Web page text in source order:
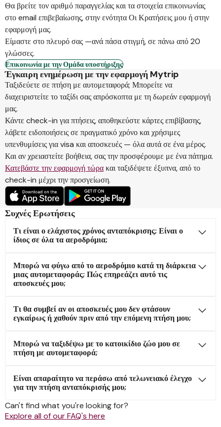
Θα βρείτε τον αριθμό παραγγελίας και τα στοιχεία επικοινωνίας
στο email επιβεβαίωσης, στην ενότητα Οι Κρατήσεις μου ή στην
εφαρμογή μας.
Είμαστε στο πλευρό σας —ανά πάσα στιγμή, σε πάνω από 20
γλώσσες.
Επικοινωνία με την Ομάδα υποστήριξης
Έγκαιρη ενημέρωση με την εφαρμογή Mytrip
Ταξιδεύετε σε πτήση με αυτομεταφορά; Μπορείτε να
διαχειριστείτε το ταξίδι σας απρόσκοπτα με τη δωρεάν εφαρμογή
μας.
Κάντε check-in για πτήσεις, αποθηκεύστε κάρτες επιβίβασης,
λάβετε ειδοποιήσεις σε πραγματικό χρόνο και χρήσιμες
υπενθυμίσεις για visa και αποσκευές — όλα αυτά σε ένα μέρος.
Και αν χρειαστείτε βοήθεια, σας την προσφέρουμε με ένα πάτημα.
Κατεβάστε την εφαρμογή τώρακαι ταξιδέψετε έξυπνα, από το
check-in μέχρι την προσγείωση.
Συχνές Ερωτήσεις
Τι είναι ο ελάχιστος χρόνος ανταπόκρισης; Είναι ο
ίδιος σε όλα τα αεροδρόμια;
Μπορώ να φύγω από το αεροδρόμιο κατά τη διάρκεια
μιας αυτομεταφοράς; Πώς επηρεάζει αυτό τις
αποσκευές μου;
Τι θα συμβεί αν οι αποσκευές μου δεν φτάσουν
εγκαίρως ή χαθούν πριν από την επόμενη πτήση μου;
Μπορώ να ταξιδέψω με το κατοικίδιο ζώο μου σε
πτήση με αυτομεταφορά;
Είναι απαραίτητο να περάσω από τελωνειακό έλεγχο
για την πτήση ανταπόκρισής μου;
Can't find what you're looking for?
Explore all of our FAQ's here